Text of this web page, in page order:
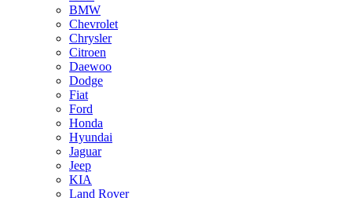
BMW
Chevrolet
Chrysler
Citroen
Daewoo
Dodge
Fiat
Ford
Honda
Hyundai
Jaguar
Jeep
KIA
Land Rover